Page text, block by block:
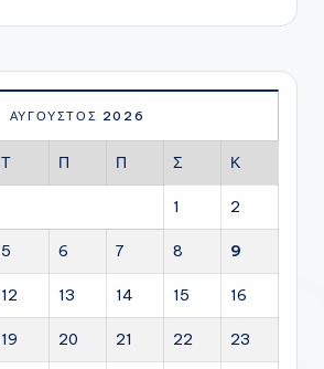
ΑΎΓΟΥΣΤΟΣ 2026
Τ Π Π Σ Κ
1 2
5 6 7 8 9
12 13 14 15 16
19 20 21 22 23